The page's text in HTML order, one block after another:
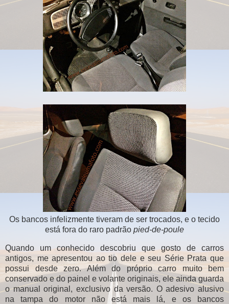
Os bancos infelizmente tiveram de ser trocados, e o tecido
está fora do raro padrão pied-de-poule
Quando um conhecido descobriu que gosto de carros
antigos, me apresentou ao tio dele e seu Série Prata que
possui desde zero. Além do próprio carro muito bem
conservado e do painel e volante originais, ele ainda guarda
o manual original, exclusivo da versão. O adesivo alusivo
na tampa do motor não está mais lá, e os bancos